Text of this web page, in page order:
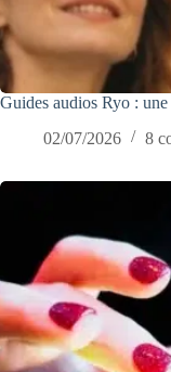
Guides audios Ryo :
02/07/2026
8